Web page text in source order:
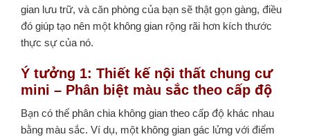
gian lưu trữ, và căn phòng của bạn sẽ thật gọn gàng, điều
đó giúp tạo nên một không gian rộng rãi hơn kích thước
thực sự của nó.
Ý tưởng 1: Thiết kế nội thất chung cư
mini – Phân biệt màu sắc theo cấp độ
Bạn có thể phân chia không gian theo cấp độ khác nhau
bằng màu sắc. Ví dụ, một không gian gác lửng với điểm